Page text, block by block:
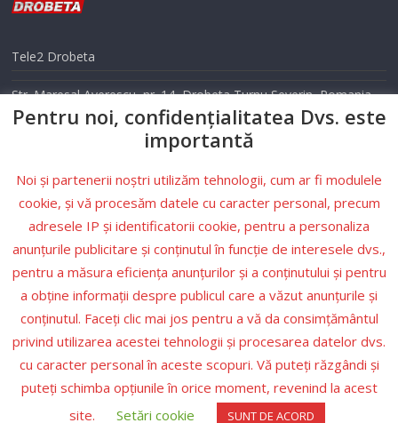
Tele2 Drobeta
Str. Maresal Averescu, nr. 14, Drobeta Turnu Severin, Romania
Telefon: 0352 405 500
Email: info@tele2drobeta.ro
Website: tele2drobeta.ro
Condiții
Politica de
confidențialitate
Legea nr.506/2004
Pentru noi, confidențialitatea Dvs. este
importantă
Noi și partenerii noștri utilizăm tehnologii, cum ar fi modulele
cookie, și vă procesăm datele cu caracter personal, precum
adresele IP și identificatorii cookie, pentru a personaliza
anunțurile publicitare și conținutul în funcție de interesele dvs.,
pentru a măsura eficiența anunțurilor și a conținutului și pentru
a obține informații despre publicul care a văzut anunțurile și
conținutul. Faceți clic mai jos pentru a vă da consimțământul
privind utilizarea acestei tehnologii și procesarea datelor dvs.
cu caracter personal în aceste scopuri. Vă puteți răzgândi și
puteți schimba opțiunile în orice moment, revenind la acest
site.
Setări cookie SUNT DE ACORD